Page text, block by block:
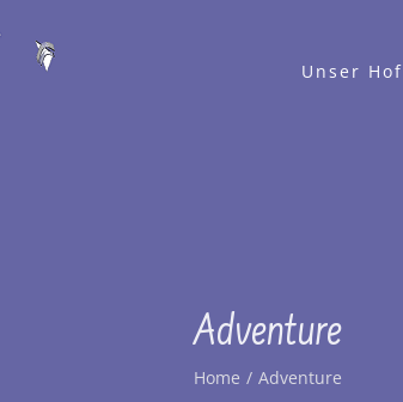
Unser Hof
Adventure
Home / Adventure